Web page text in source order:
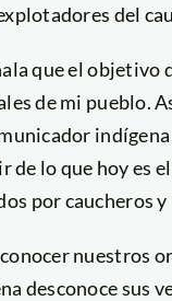
del
que el objetivo
de mi pueblo.
de lo que hoy es
por caucheros
nuestros
desconoce sus